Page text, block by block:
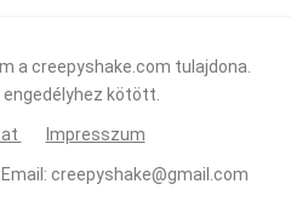
a creepyshake.com tulajdona.
kötött.
Impresszum
. Email: creepyshake@gmail.com